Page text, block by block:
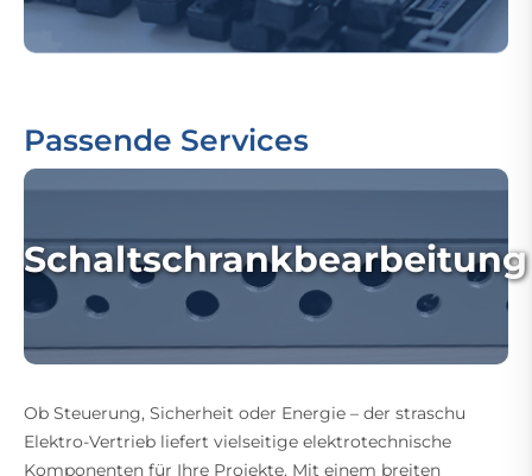
Passende Services
Schaltschrankbearbeitung
Ob Steuerung, Sicherheit oder Energie – der straschu
Elektro-Vertrieb liefert vielseitige elektrotechnische
Komponenten für Ihre Projekte. Mit einem breiten